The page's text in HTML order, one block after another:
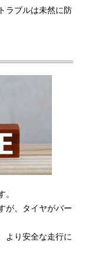
ラブルは未然に防
が、タイヤがバー
より安全な走行に